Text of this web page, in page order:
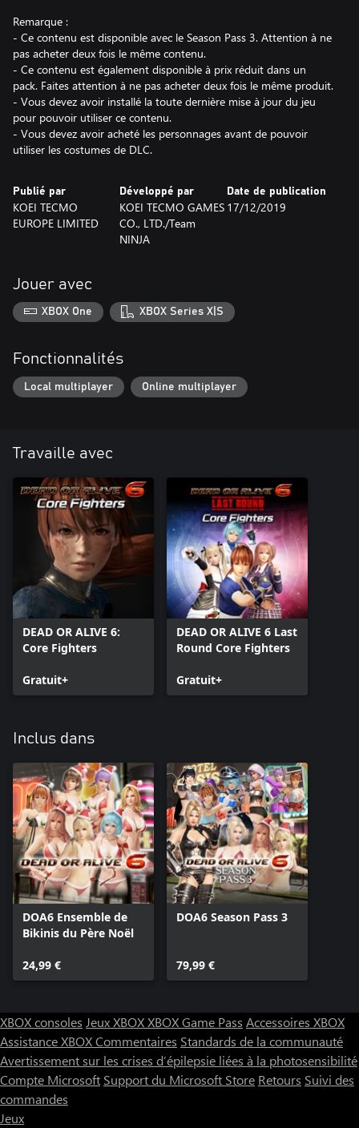
Remarque :
- Ce contenu est disponible avec le Season Pass 3. Attention à ne
pas acheter deux fois le même contenu.
- Ce contenu est également disponible à prix réduit dans un
pack. Faites attention à ne pas acheter deux fois le même produit.
- Vous devez avoir installé la toute dernière mise à jour du jeu
pour pouvoir utiliser ce contenu.
- Vous devez avoir acheté les personnages avant de pouvoir
utiliser les costumes de DLC.
Publié par
KOEI TECMO
EUROPE LIMITED
Développé par
KOEI TECMO GAMES
CO., LTD./Team
NINJA
Date de publication
17/12/2019
Jouer avec
XBOX One XBOX Series X|S
Fonctionnalités
Local multiplayer Online multiplayer
Travaille avec
DEAD OR ALIVE 6:
Core Fighters
Gratuit+
DEAD OR ALIVE 6 Last
Round Core Fighters
Gratuit+
Inclus dans
DOA6 Ensemble de
Bikinis du Père Noël
24,99 €
DOA6 Season Pass 3
79,99 €
XBOX consoles Jeux XBOXXBOX Game Pass Accessoires XBOX
Assistance XBOXCommentaires Standards de la communauté
Avertissement sur les crises d’épilepsie liées à la photosensibilité
Compte Microsoft Support du Microsoft Store Retours Suivi des
commandes
Jeux